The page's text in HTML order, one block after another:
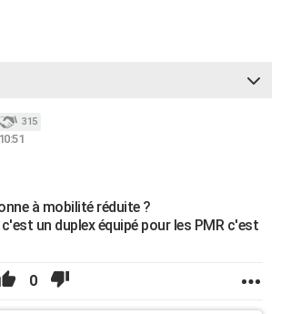
315
à mobilité réduite ?
un duplex équipé pour les PMR c'est
0